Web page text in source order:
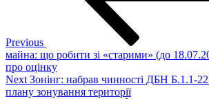
Previous
майна: що робити зі «старими» (до
про оцінку
Next
Post
Next Зонінг: набрав чинності ДБН Б.1.1-
плану зонування території